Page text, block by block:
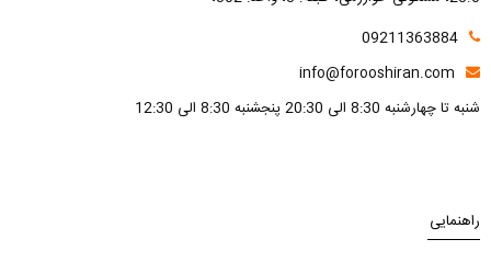
09211363884
info@forooshiran.com
شنبه تا چهارشنبه 8:30 الی 20:30 پنجشنبه 8:30 الی 12:30
راهنمایی